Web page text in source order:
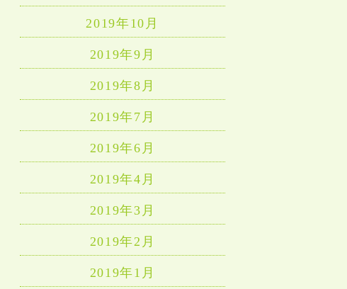
2019年10月
2019年9月
2019年8月
2019年7月
2019年6月
2019年4月
2019年3月
2019年2月
2019年1月